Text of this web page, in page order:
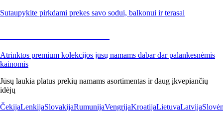
Sutaupykite pirkdami prekes savo sodui, balkonui ir terasai
Atrinktos premium kolekcijos jūsų namams dabar dar palankesnėmis
kainomis
Jūsų laukia platus prekių namams asortimentas ir daug įkvepiančių
idėjų
ČekijaLenkijaSlovakijaRumunijaVengrijaKroatijaLietuvaLatvija